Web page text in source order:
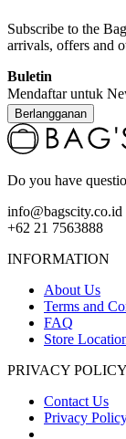
Subscribe to the
arrivals, offers and
Buletin
Mendaftar untuk
Berlangganan
Do you have
info@bagscity.co.id
+62 21 7563888
INFORMATION
About Us
Terms and
FAQ
Store
PRIVACY POLICY
Contact Us
Privacy